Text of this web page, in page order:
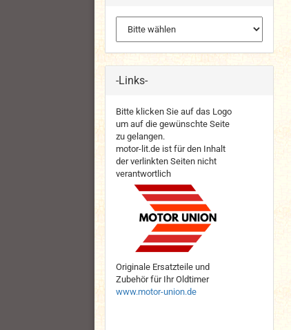
-Links-
Bitte klicken Sie auf das Logo
um auf die gewünschte Seite
zu gelangen.
motor-lit.de ist für den Inhalt
der verlinkten Seiten nicht
verantwortlich
Originale Ersatzteile und
Zubehör für Ihr Oldtimer
www.motor-union.de